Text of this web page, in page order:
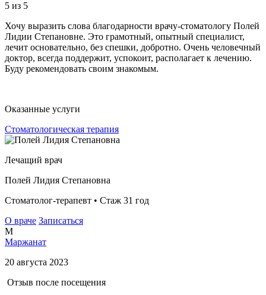
5 из 5
Хочу выразить слова благодарности врачу-стоматологу Полей
Лидии Степановне. Это грамотный, опытный специалист,
лечит основательно, без спешки, добротно. Очень человечный
доктор, всегда поддержит, успокоит, располагает к лечению.
Буду рекомендовать своим знакомым.
Оказанные услуги
Стоматологическая терапия
Лечащий врач
Полей Лидия Степановна
Стоматолог-терапевт • Стаж 31 год
О враче Записаться
М
Маржанат
20 августа 2023
Отзыв после посещения